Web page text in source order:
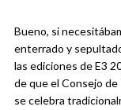
Bueno, si
enterrado y
las ediciones de E3
de que el Consejo
se celebra